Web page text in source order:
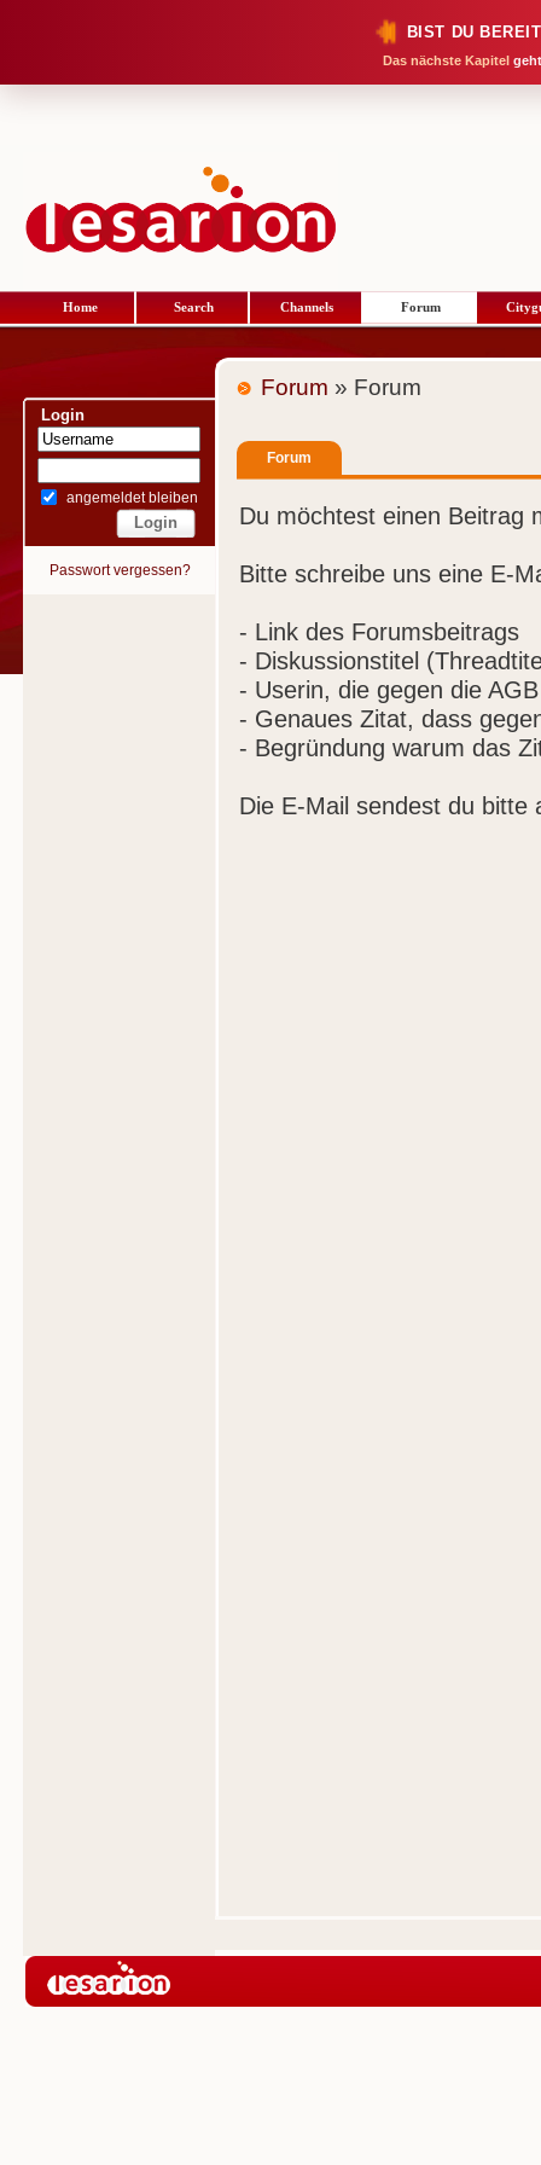
BIST DU
Das nächste Kapitel
Home Search Channels Forum
Login
angemeldet bleiben
Passwort vergessen?
Forum » Forum
Forum
Du möchtest einen Beitrag
Bitte schreibe uns eine E-
- Link des Forumsbeitrags
- Diskussionstitel
- Userin, die gegen die
- Genaues Zitat, dass
- Begründung warum das
Die E-Mail sendest du bitte